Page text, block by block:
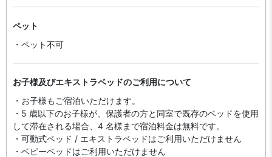
ペット
・ペット不可
お子様及びエキストラベッドのご利用について
・お子様もご宿泊いただけます。
・5 歳以下のお子様が、保護者の方と同室で既存のベッドを使用
して滞在される場合、4 名様まで宿泊料金は無料です。
・可動式ベッド / エキストラベッドはご利用いただけません
・ベビーベッドはご利用いただけません